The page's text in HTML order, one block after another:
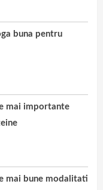
buna pentru
mai importante
mai bune modalitati